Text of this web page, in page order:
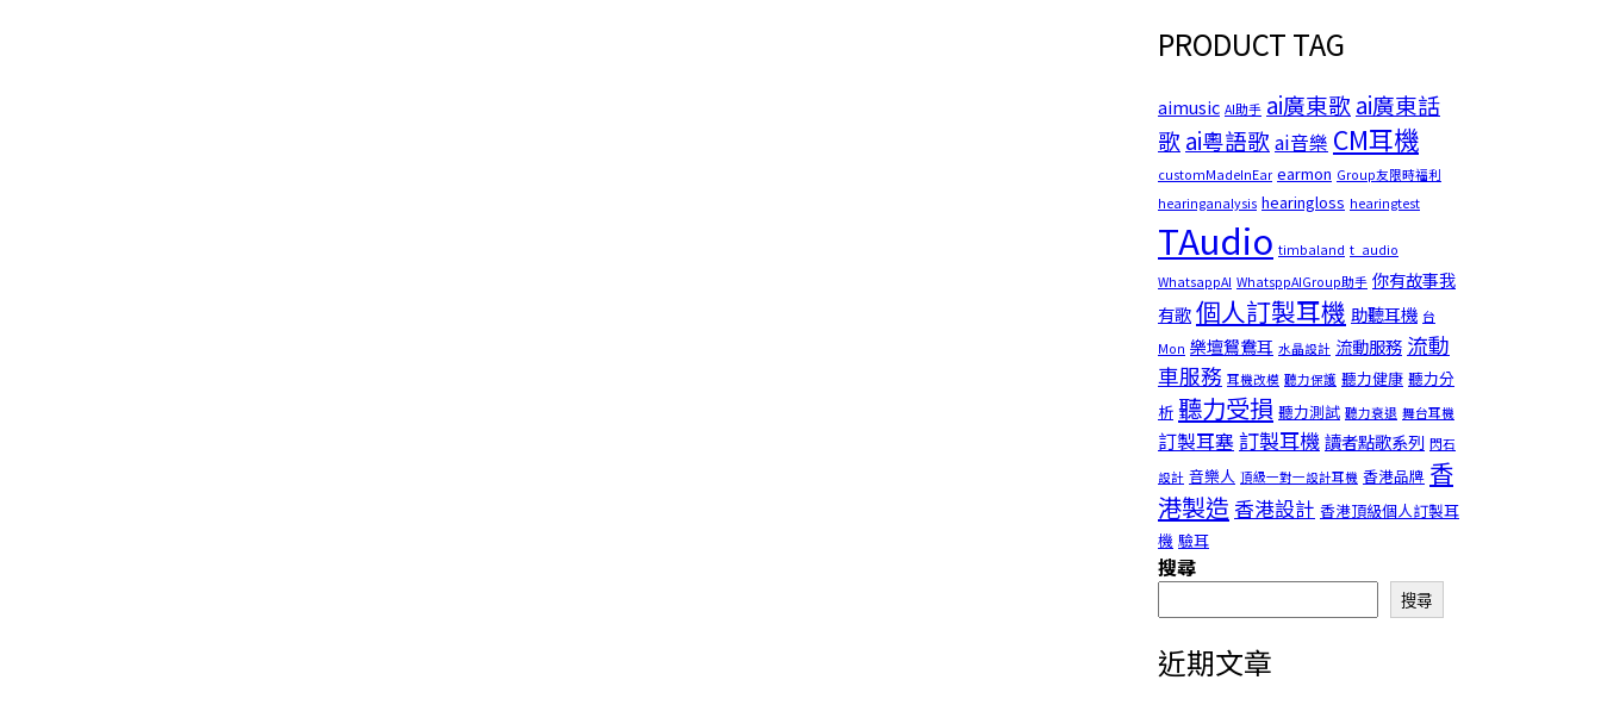
PRODUCT TAG
aimusic AI助手 ai廣東歌 ai廣東話
歌 ai粵語歌 ai音樂 CM耳機
customMadeInEar earmon Group友限時福利
hearinganalysis hearingloss hearingtest
TAudio timbaland t_audio
WhatsappAI WhatsppAIGroup助手 你有故事我
有歌個人訂製耳機 助聽耳機 台
Mon 樂壇鴛鴦耳 水晶設計 流動服務 流動
車服務 耳機改模 聽力保護 聽力健康 聽力分
析 聽力受損 聽力測試 聽力衰退 舞台耳機
訂製耳塞 訂製耳機讀者點歌系列 閃石
設計 音樂人 頂級一對一設計耳機 香港品牌 香
港製造 香港設計 香港頂級個人訂製耳
機 驗耳
搜尋
搜尋
近期文章